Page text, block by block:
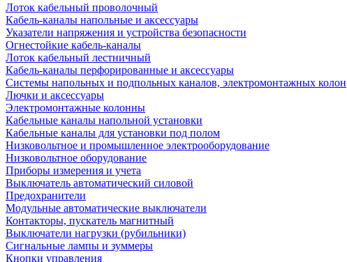
Лоток кабельный проволочный
Кабель-каналы напольные и аксессуары
Указатели напряжения и устройства безопасности
Огнестойкие кабель-каналы
Лоток кабельный лестничный
Кабель-каналы перфорированные и аксессуары
Системы напольных и подпольных каналов, электромонтажных колон
Лючки и аксессуары
Электромонтажные колонны
Кабельные каналы напольной установки
Кабельные каналы для установки под полом
Низковольтное и промышленное электрооборудование
Низковольтное оборудование
Приборы измерения и учета
Выключатель автоматический силовой
Предохранители
Модульные автоматические выключатели
Контакторы, пускатель магнитный
Выключатели нагрузки (рубильники)
Сигнальные лампы и зуммеры
Кнопки управления